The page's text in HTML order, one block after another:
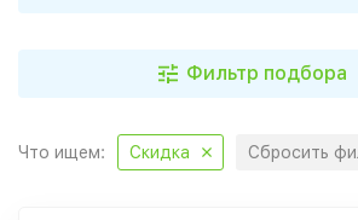
Фильтр подбора
Что ищем: Скидка Сбросить